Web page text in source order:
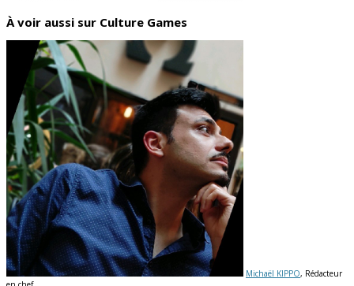
À voir aussi sur Culture Games
Michaël KIPPO, Rédacteur